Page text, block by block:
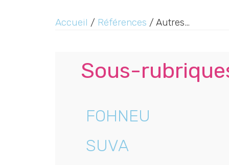
Accueil / Références / Autres…
Sous-
FOHNEU
SUVA